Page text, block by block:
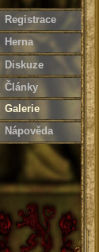
Registrace
Herna
Diskuze
Články
Galerie
Nápověda